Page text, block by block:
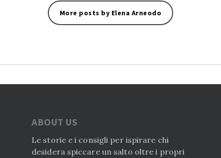
More posts by Elena Arneodo
ABOUT US
Le storie e i consigli per ispirare chi
desidera spiccare un salto oltre i propri